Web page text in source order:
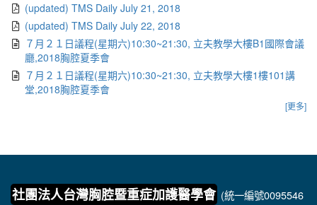
(updated) TMS Daily July 21, 2018
(updated) TMS Daily July 22, 2018
７月２１日議程(星期六)10:30~21:30, 立夫教學大樓B1國際會議
廳,2018胸腔夏季會
７月２１日議程(星期六)10:30~21:30, 立夫教學大樓1樓101講
堂,2018胸腔夏季會
[更多]
社團法人台灣胸腔暨重症加護醫學會 (統一編號0095546